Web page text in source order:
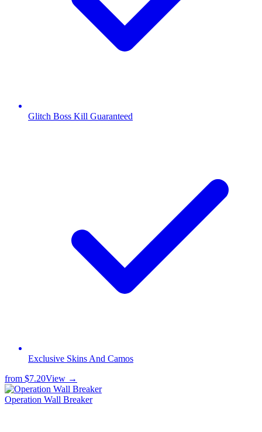
Glitch Boss Kill Guaranteed
Exclusive Skins And Camos
from $7.20View →
Operation Wall Breaker